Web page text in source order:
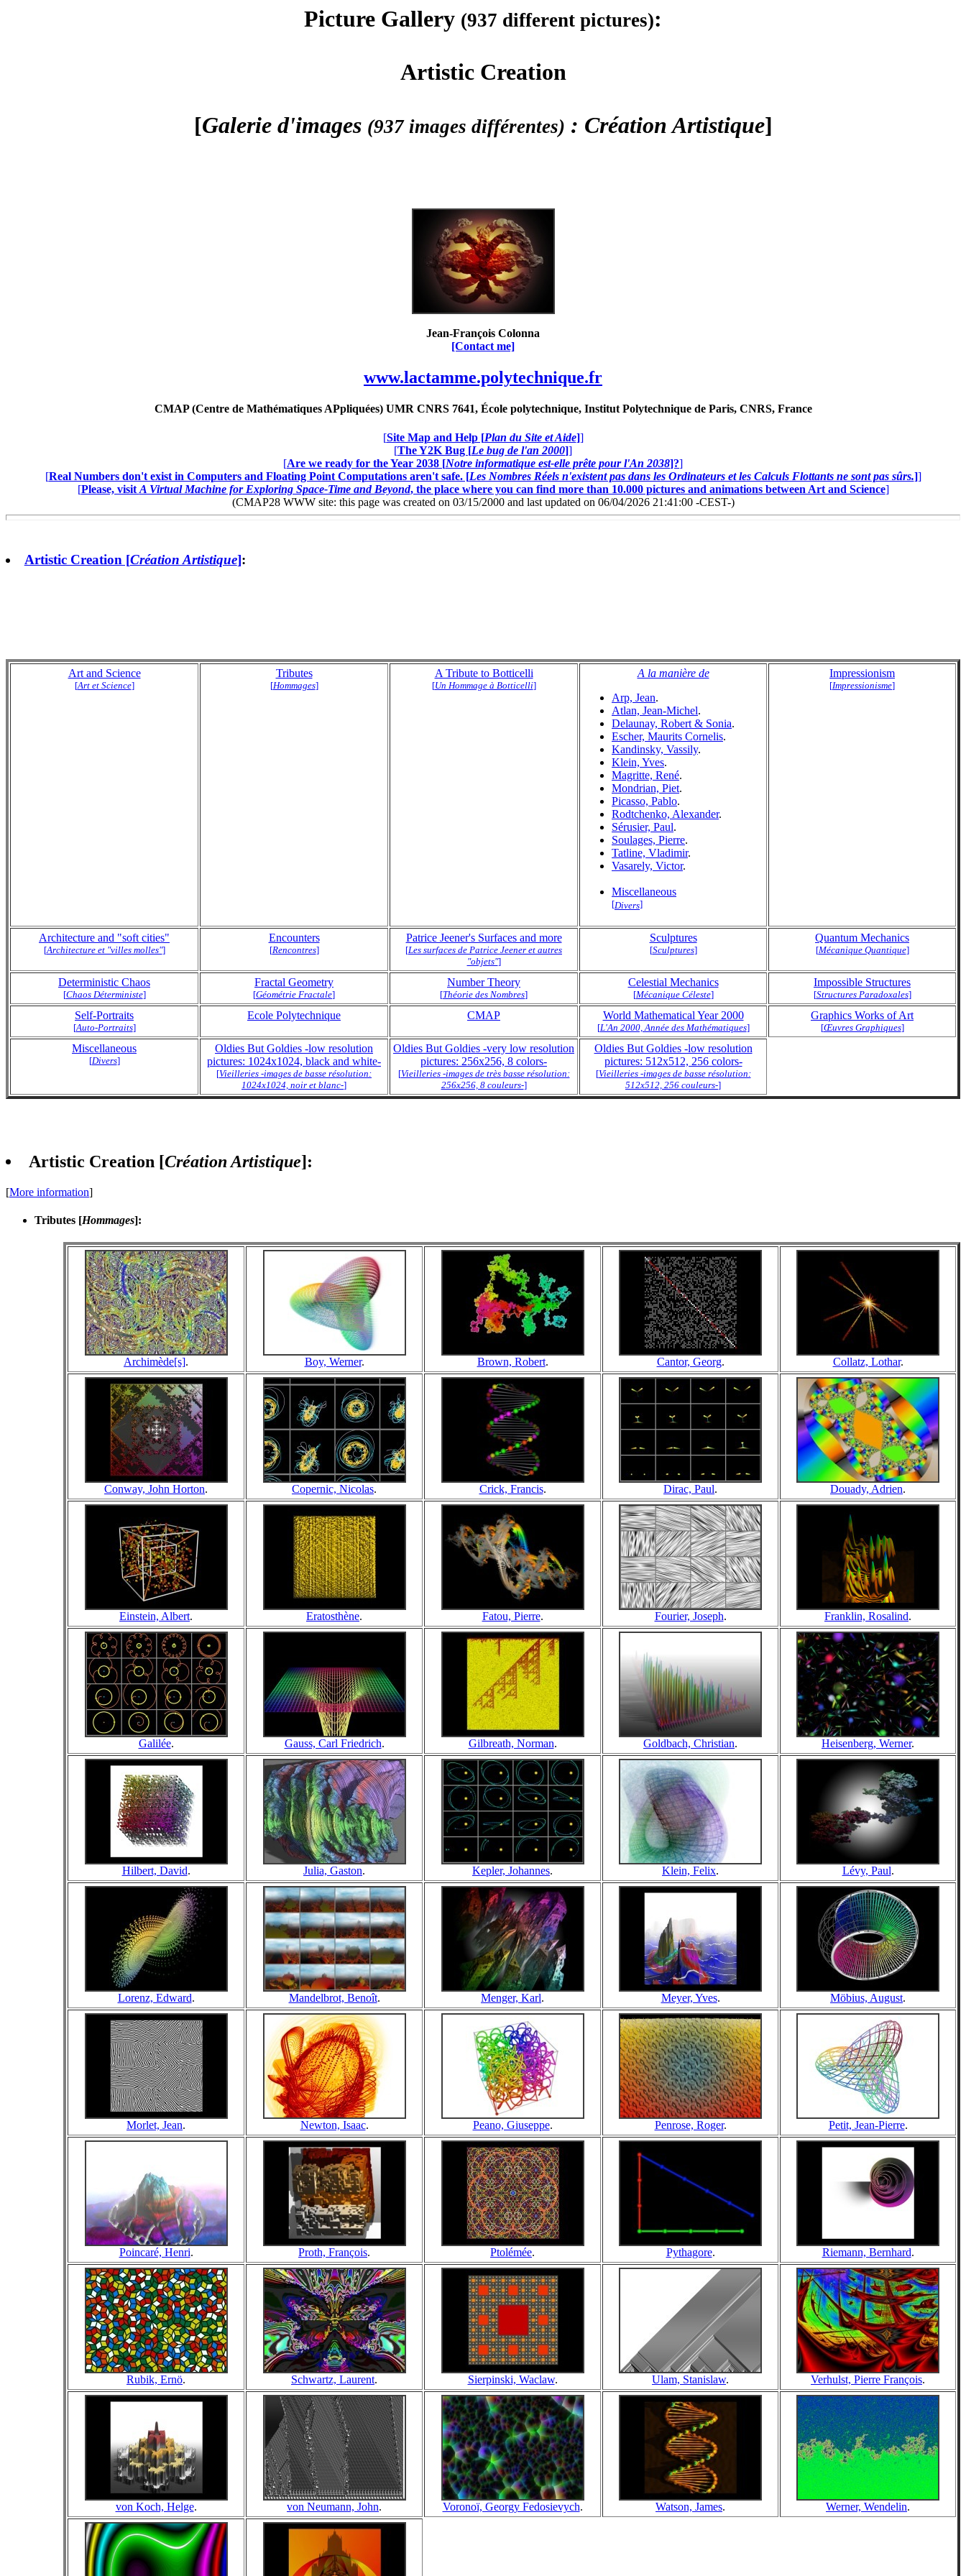
Picture Gallery (937 different pictures):
Artistic Creation
[Galerie d'images (937 images différentes) : Création Artistique]
Jean-François Colonna
[Contact me]
www.lactamme.polytechnique.fr
CMAP (Centre de Mathématiques APpliquées) UMR CNRS 7641, École polytechnique, Institut Polytechnique de Paris, CNRS, France
[Site Map and Help [Plan du Site et Aide]]
[The Y2K Bug [Le bug de l'an 2000]]
[Are we ready for the Year 2038 [Notre informatique est-elle prête pour l'An 2038]?]
[Real Numbers don't exist in Computers and Floating Point Computations aren't safe. [Les Nombres Réels n'existent pas dans les Ordinateurs et les Calculs Flottants ne sont pas sûrs.]]
[Please, visit A Virtual Machine for Exploring Space-Time and Beyond, the place where you can find more than 10.000 pictures and animations between Art and Science]
(CMAP28 WWW site: this page was created on 03/15/2000 and last updated on 06/04/2026 21:41:00 -CEST-)
Artistic Creation [Création Artistique]:
Art and Science
[Art et Science]
Tributes
[Hommages]
A Tribute to Botticelli
[Un Hommage à Botticelli]
A la manière de
Arp, Jean.
Atlan, Jean-Michel.
Delaunay, Robert & Sonia.
Escher, Maurits Cornelis.
Kandinsky, Vassily.
Klein, Yves.
Magritte, René.
Mondrian, Piet.
Picasso, Pablo.
Rodtchenko, Alexander.
Sérusier, Paul.
Soulages, Pierre.
Tatline, Vladimir.
Vasarely, Victor.
Miscellaneous
[Divers]
Impressionism
[Impressionisme]
Architecture and "soft cities"
[Architecture et "villes molles"]
Encounters
[Rencontres]
Patrice Jeener's Surfaces and more
[Les surfaces de Patrice Jeener et autres
"objets"]
Sculptures
[Sculptures]
Quantum Mechanics
[Mécanique Quantique]
Deterministic Chaos
[Chaos Déterministe]
Fractal Geometry
[Géométrie Fractale]
Number Theory
[Théorie des Nombres]
Celestial Mechanics
[Mécanique Céleste]
Impossible Structures
[Structures Paradoxales]
Self-Portraits
[Auto-Portraits]
Ecole Polytechnique CMAP World Mathematical Year 2000
[L'An 2000, Année des Mathématiques]
Graphics Works of Art
[Œuvres Graphiques]
Miscellaneous
[Divers]
Oldies But Goldies -low resolution
pictures: 1024x1024, black and white-
[Vieilleries -images de basse résolution:
1024x1024, noir et blanc-]
Oldies But Goldies -very low resolution
pictures: 256x256, 8 colors-
[Vieilleries -images de très basse résolution:
256x256, 8 couleurs-]
Oldies But Goldies -low resolution
pictures: 512x512, 256 colors-
[Vieilleries -images de basse résolution:
512x512, 256 couleurs-]
Artistic Creation [Création Artistique]:
[More information]
Tributes [Hommages]:
Archimède[s]. Boy, Werner. Brown, Robert. Cantor, Georg. Collatz, Lothar.
Conway, John Horton. Copernic, Nicolas. Crick, Francis. Dirac, Paul. Douady, Adrien.
Einstein, Albert. Eratosthène. Fatou, Pierre. Fourier, Joseph. Franklin, Rosalind.
Galilée. Gauss, Carl Friedrich. Gilbreath, Norman. Goldbach, Christian. Heisenberg, Werner.
Hilbert, David. Julia, Gaston. Kepler, Johannes. Klein, Felix. Lévy, Paul.
Lorenz, Edward. Mandelbrot, Benoît. Menger, Karl. Meyer, Yves. Möbius, August.
Morlet, Jean. Newton, Isaac. Peano, Giuseppe. Penrose, Roger. Petit, Jean-Pierre.
Poincaré, Henri. Proth, François. Ptolémée. Pythagore. Riemann, Bernhard.
Rubik, Ernö. Schwartz, Laurent. Sierpinski, Waclaw. Ulam, Stanislaw. Verhulst, Pierre François.
von Koch, Helge. von Neumann, John. Voronoï, Georgy Fedosievych. Watson, James. Werner, Wendelin.